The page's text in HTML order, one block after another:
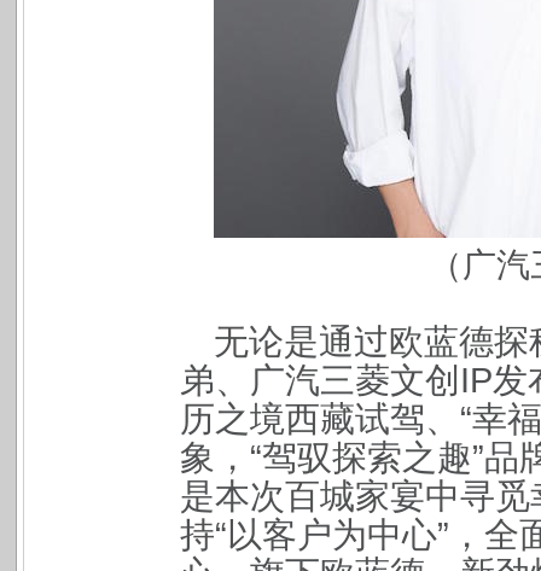
（广
无论是通过欧蓝德
弟、广汽三菱文创IP
历之境西藏试驾、“幸
象，“驾驭探索之趣”
是本次百城家宴中寻
持“以客户为中心”，